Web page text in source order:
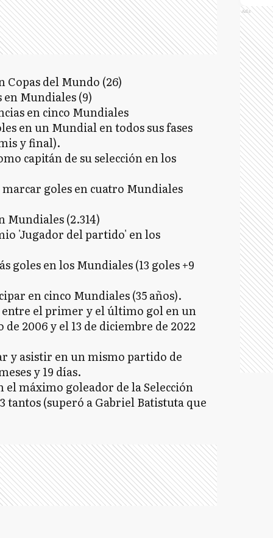
Copas del Mundo (26)
en Mundiales (9)
en cinco Mundiales
en un Mundial en todos sus fases
y final).
capitán de su selección en los
goles en cuatro Mundiales
Mundiales (2.314)
'Jugador del partido' en los
goles en los Mundiales (13 goles +9
en cinco Mundiales (35 años).
el primer y el último gol en un
2006 y el 13 de diciembre de 2022
y asistir en un mismo partido de
y 19 días.
el máximo goleador de la Selección
tantos (superó a Gabriel Batistuta que
Ads